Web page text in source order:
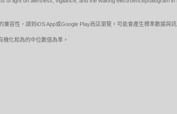
容性，請到iOS App或Google Play商店瀏覽。可能會產生標準數據與訊
機化和為的中位數值為準。